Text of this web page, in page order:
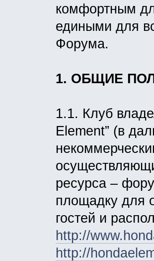
комфортным
едиными для
Форума.
1. ОБЩИЕ
1.1. Клуб
Element” (в
ресурса –
площадку для
гостей и
http://
http://